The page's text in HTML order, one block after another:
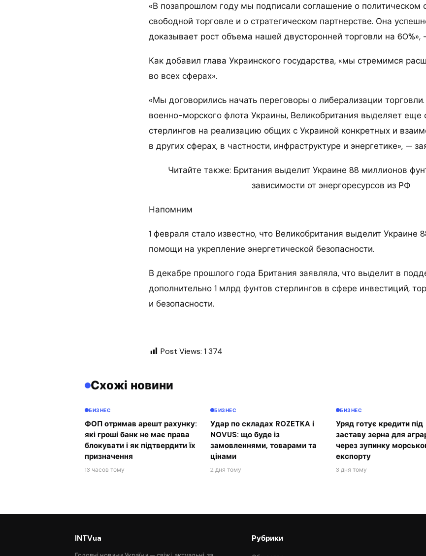
«В позапрошлом году мы подписали соглашение о политическом
свободной торговле и о стратегическом партнерстве. Она
доказывает рост объема нашей двусторонней торговли на 60%»,
Как добавил глава Украинского государства, «мы стремимся
во всех сферах».
«Мы договорились начать переговоры о либерализации
военно-морского флота Украины, Великобритания выделяет еще
стерлингов на реализацию общих с Украиной конкретных и
в других сферах, в частности, инфраструктуре и энергетике», —
Читайте также: Британия выделит Украине 88 миллионов
зависимости от энергоресурсов из РФ
Напомним
1 февраля стало известно, что Великобритания выделит Украине
помощи на укрепление энергетической безопасности.
В декабре прошлого года Британия заявляла, что выделит в
дополнительно 1 млрд фунтов стерлингов в сфере инвестиций,
и безопасности.
Post Views: 1 374
Схожі новини
БИЗНЕС
ФОП отримав арешт рахунку:
які гроші банк не має права
блокувати і як підтвердити їх
призначення
13 часов тому
БИЗНЕС
Удар по складах ROZETKA і
NOVUS: що буде із
замовленнями, товарами та
цінами
2 дня тому
БИЗНЕС
Уряд готує кредити під
заставу зерна для
через зупинку
експорту
3 дня тому
INTVua Рубрики